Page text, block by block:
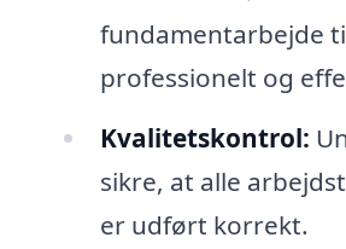
fundamentarbejde
professionelt og
Kvalitetskontrol:
sikre, at alle
er udført korrekt.